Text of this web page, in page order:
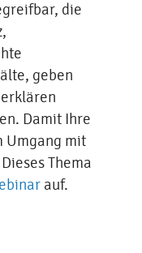
die
geben
Damit Ihre
Umgang mit
Thema
auf.